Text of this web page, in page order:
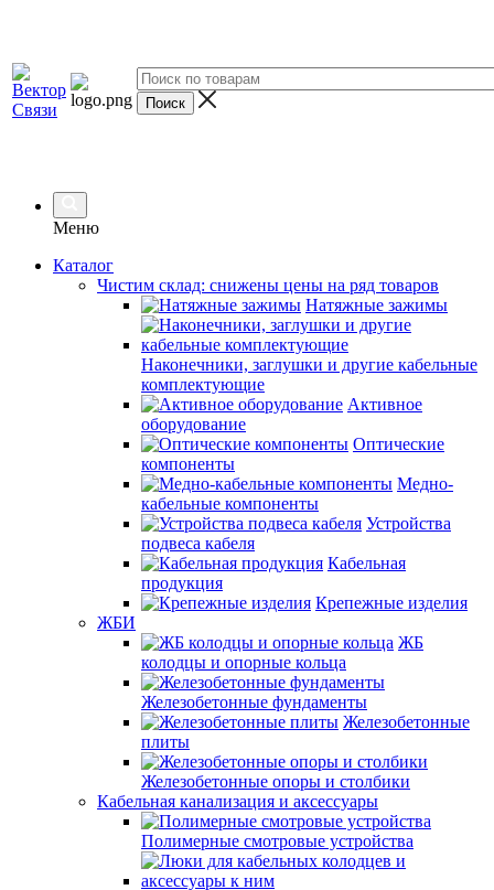
Меню
Каталог
Чистим склад: снижены цены на ряд товаров
Натяжные зажимы
Наконечники, заглушки и другие кабельные
комплектующие
Активное
оборудование
Оптические
компоненты
Медно-
кабельные компоненты
Устройства
подвеса кабеля
Кабельная
продукция
Крепежные изделия
ЖБИ
ЖБ
колодцы и опорные кольца
Железобетонные фундаменты
Железобетонные
плиты
Железобетонные опоры и столбики
Кабельная канализация и аксессуары
Полимерные смотровые устройства